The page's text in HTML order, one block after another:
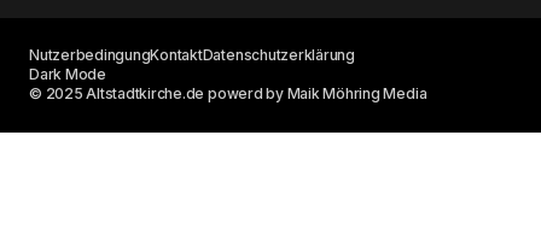
© 2025 Altstadtkirche.de powerd by Maik Möhring Media
NutzerbedingungKontaktDatenschutzerklärung
Dark Mode